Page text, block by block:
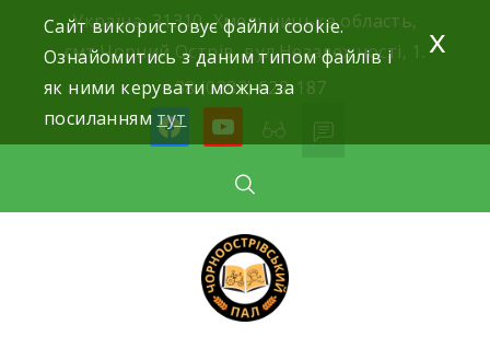
Україна, 31310, Хмельницька область,
смт.Чорний Острів, вул.Незалежності, 1.
+38 (0382) 622-187
facebookyoutube
Сайт використовує файли cookie.
Ознайомитись з даним типом файлів і
як ними керувати можна за
посиланням тут
x